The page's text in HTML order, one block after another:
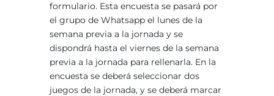
formulario. Esta encuesta se pasará por
el grupo de Whatsapp el lunes de la
semana previa a la jornada y se
dispondrá hasta el viernes de la semana
previa a la jornada para rellenarla. En la
encuesta se deberá seleccionar dos
juegos de la jornada, y se deberá marcar